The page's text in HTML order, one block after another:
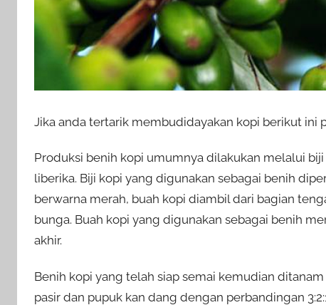
Jika anda tertarik membudidayakan kopi berikut ini
Produksi benih kopi umumnya dilakukan melalui
liberika. Biji kopi yang digunakan sebagai benih
berwarna merah, buah kopi diambil dari bagian
bunga. Buah kopi yang digunakan sebagai benih
akhir.
Benih kopi yang telah siap semai kemudian
pasir dan pupuk kan dang dengan perbandingan